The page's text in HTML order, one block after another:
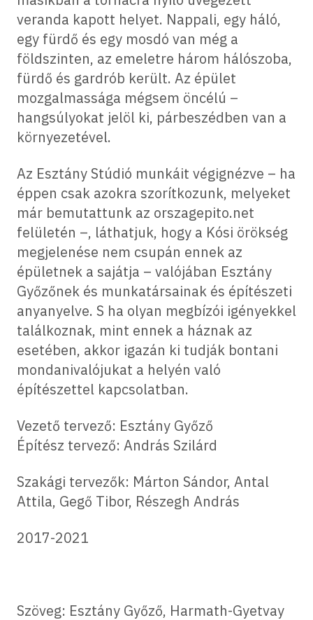
veranda kapott helyet. Nappali, egy háló,
egy fürdő és egy mosdó van még a
földszinten, az emeletre három hálószoba,
fürdő és gardrób került. Az épület
mozgalmassága mégsem öncélú –
hangsúlyokat jelöl ki, párbeszédben van a
környezetével.
Az Esztány Stúdió munkáit végignézve – ha
éppen csak azokra szorítkozunk, melyeket
már bemutattunk az orszagepito.net
felületén –, láthatjuk, hogy a Kósi örökség
megjelenése nem csupán ennek az
épületnek a sajátja – valójában Esztány
Győzőnek és munkatársainak és építészeti
anyanyelve. S ha olyan megbízói igényekkel
találkoznak, mint ennek a háznak az
esetében, akkor igazán ki tudják bontani
mondanivalójukat a helyén való
építészettel kapcsolatban.
Vezető tervező: Esztány Győző
Építész tervező: András Szilárd
Szakági tervezők: Márton Sándor, Antal
Attila, Gegő Tibor, Részegh András
2017-2021
Szöveg: Esztány Győző, Harmath-Gyetvay